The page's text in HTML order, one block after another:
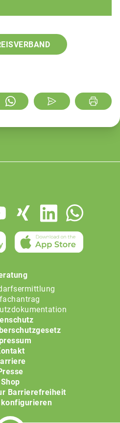
Shop
Barrierefreiheit